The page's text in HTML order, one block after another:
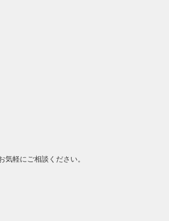
軽にご相談ください。